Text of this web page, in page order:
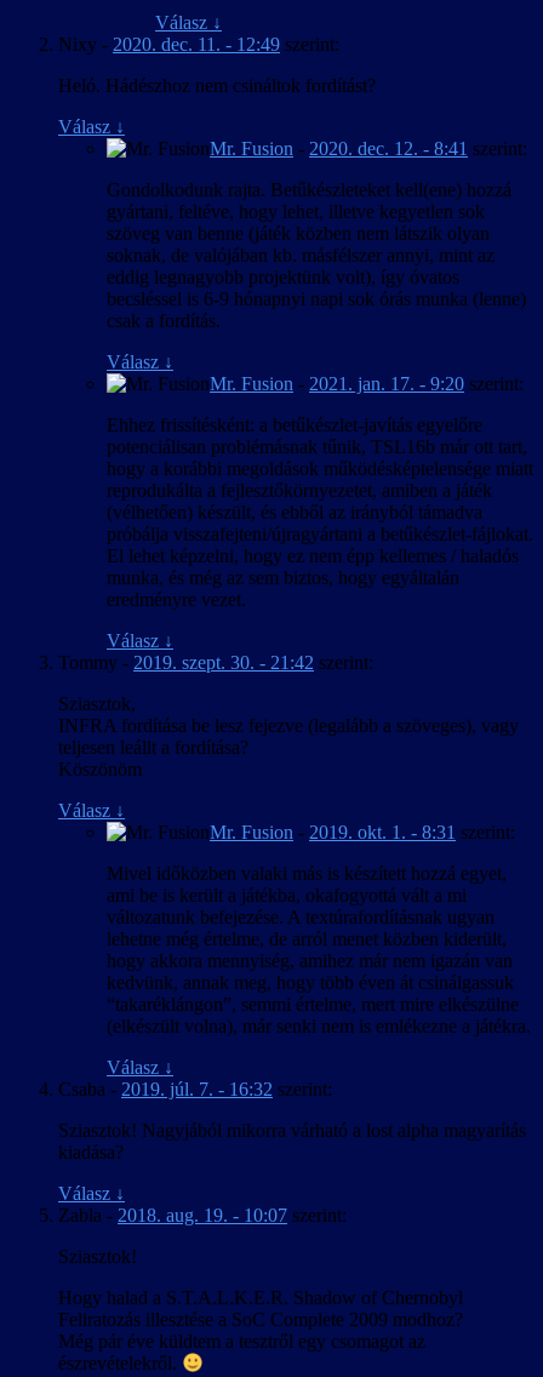
Válasz ↓
Nixy - 2020. dec. 11. - 12:49 szerint:
Heló. Hádészhoz nem csináltok fordítást?
Válasz ↓
Mr. Fusion - 2020. dec. 12. - 8:41 szerint:
Gondolkodunk rajta. Betűkészleteket kell(ene) hozzá
gyártani, feltéve, hogy lehet, illetve kegyetlen sok
szöveg van benne (játék közben nem látszik olyan
soknak, de valójában kb. másfélszer annyi, mint az
eddig legnagyobb projektünk volt), így óvatos
becsléssel is 6-9 hónapnyi napi sok órás munka (lenne)
csak a fordítás.
Válasz ↓
Mr. Fusion - 2021. jan. 17. - 9:20 szerint:
Ehhez frissítésként: a betűkészlet-javítás egyelőre
potenciálisan problémásnak tűnik, TSL16b már ott tart,
hogy a korábbi megoldások működésképtelensége miatt
reprodukálta a fejlesztőkörnyezetet, amiben a játék
(vélhetően) készült, és ebből az irányból támadva
próbálja visszafejteni/újragyártani a betűkészlet-fájlokat.
El lehet képzelni, hogy ez nem épp kellemes / haladós
munka, és még az sem biztos, hogy egyáltalán
eredményre vezet.
Válasz ↓
Tommy - 2019. szept. 30. - 21:42 szerint:
Sziasztok,
INFRA fordítása be lesz fejezve (legalább a szöveges), vagy
teljesen leállt a fordítása?
Köszönöm
Válasz ↓
Mr. Fusion - 2019. okt. 1. - 8:31 szerint:
Mivel időközben valaki más is készített hozzá egyet,
ami be is került a játékba, okafogyottá vált a mi
változatunk befejezése. A textúrafordításnak ugyan
lehetne még értelme, de arról menet közben kiderült,
hogy akkora mennyiség, amihez már nem igazán van
kedvünk, annak meg, hogy több éven át csinálgassuk
“takaréklángon”, semmi értelme, mert mire elkészülne
(elkészült volna), már senki nem is emlékezne a játékra.
Válasz ↓
Csaba - 2019. júl. 7. - 16:32 szerint:
Sziasztok! Nagyjából mikorra várható a lost alpha magyarítás
kiadása?
Válasz ↓
Zabla - 2018. aug. 19. - 10:07 szerint:
Sziasztok!
Hogy halad a S.T.A.L.K.E.R. Shadow of Chernobyl
Feliratozás illesztése a SoC Complete 2009 modhoz?
Még pár éve küldtem a tesztről egy csomagot az
észrevételekről.